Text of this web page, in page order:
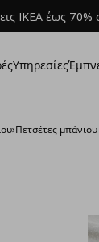
IKEA έως 70%
Υπηρεσίες
›Πετσέτες